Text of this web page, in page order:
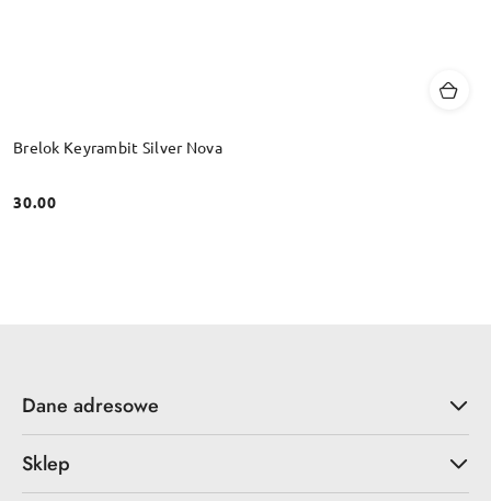
Brelok Keyrambit Silver Nova
Cena:
30.00
Dane adresowe
Sklep